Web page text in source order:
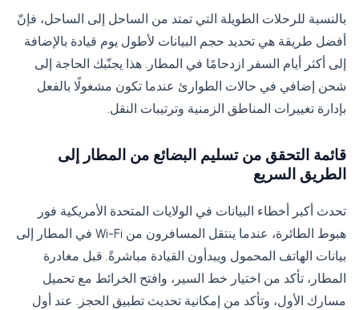
بالنسبة للرحلات الطويلة التي تمتد من الساحل إلى الساحل، فإنّ
أفضل طريقة هي تحديد حجم البيانات لأطول يوم قيادة بالإضافة
إلى أكثر أيام السفر ازدحامًا في المطار. هذا يجنّبك الحاجة إلى
شحن إضافي في حالات الطوارئ عندما تكون مشغولًا بالفعل
بإدارة تغييرات المناطق الزمنية وترتيبات النقل.
قائمة التحقق من تسليم البضائع من المطار إلى
الطريق السريع
تحدث أكبر أخطاء البيانات في الولايات المتحدة الأمريكية فور
هبوط الطائرة، عندما ينتقل المسافرون من Wi-Fi في المطار إلى
بيانات الهاتف المحمول ويبدأون القيادة مباشرةً. قبل مغادرة
المطار، تأكد من اختيار خط السير، وافتح الخرائط مع تحميل
مسارك الأول، وتأكد من إمكانية تحديث تطبيق الحجز. عند أول